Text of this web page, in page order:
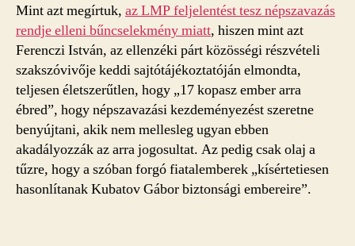
Mint azt megírtuk, az LMP feljelentést tesz népszavazás
rendje elleni bűncselekmény miatt, hiszen mint azt
Ferenczi István, az ellenzéki párt közösségi részvételi
szakszóvivője keddi sajtótájékoztatóján elmondta,
teljesen életszerűtlen, hogy „17 kopasz ember arra
ébred”, hogy népszavazási kezdeményezést szeretne
benyújtani, akik nem mellesleg ugyan ebben
akadályozzák az arra jogosultat. Az pedig csak olaj a
tűzre, hogy a szóban forgó fiatalemberek „kísértetiesen
hasonlítanak Kubatov Gábor biztonsági embereire”.